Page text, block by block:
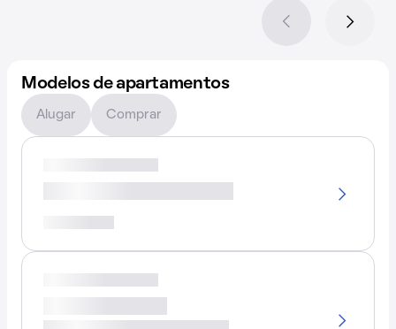
Modelos de apartamentos
Alugar Comprar